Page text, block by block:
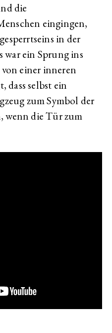
die
eingingen,
in der
war ein Sprung ins
einer inneren
dass selbst ein
zum Symbol der
wenn die Tür zum